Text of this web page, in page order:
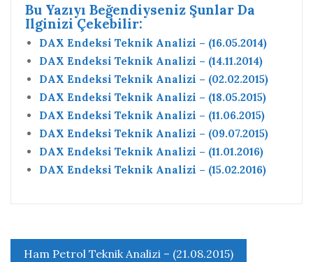
Bu Yazıyı Beğendiyseniz Şunlar Da
Ilginizi Çekebilir:
DAX Endeksi Teknik Analizi – (16.05.2014)
DAX Endeksi Teknik Analizi – (14.11.2014)
DAX Endeksi Teknik Analizi – (02.02.2015)
DAX Endeksi Teknik Analizi – (18.05.2015)
DAX Endeksi Teknik Analizi – (11.06.2015)
DAX Endeksi Teknik Analizi – (09.07.2015)
DAX Endeksi Teknik Analizi – (11.01.2016)
DAX Endeksi Teknik Analizi – (15.02.2016)
Yazı
Ham Petrol Teknik Analizi – (21.08.2015)